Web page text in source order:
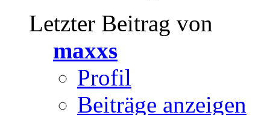
Letzter Beitrag von
maxxs
Profil
Beiträge anzeigen